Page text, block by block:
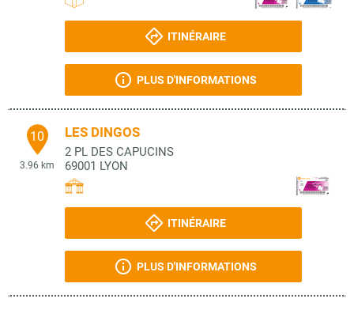
ITINÉRAIRE
PLUS D'INFORMATIONS
10
3.96 km
LES DINGOS
2 PL DES CAPUCINS
69001 LYON
ITINÉRAIRE
PLUS D'INFORMATIONS